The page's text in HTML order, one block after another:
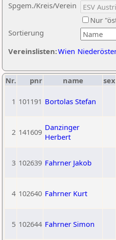
Sortierung
Spgem./Kreis/Verein
Nur
Vereinslisten:Wien
Nr. pnr name sex
1 101191 Bortolas Stefan
2 141609 Danzinger
Herbert
3 102639 Fahrner Jakob
4 102640 Fahrner Kurt
5 102644 Fahrner Simon